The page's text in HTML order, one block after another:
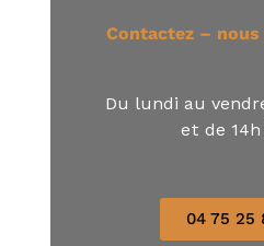
Contactez –
Du lundi au
et de 14h
04 75 25